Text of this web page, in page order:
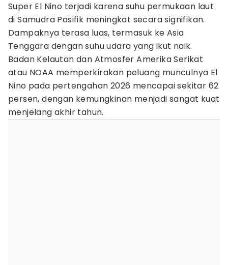
Super El Nino terjadi karena suhu permukaan laut
di Samudra Pasifik meningkat secara signifikan.
Dampaknya terasa luas, termasuk ke Asia
Tenggara dengan suhu udara yang ikut naik.
Badan Kelautan dan Atmosfer Amerika Serikat
atau NOAA memperkirakan peluang munculnya El
Nino pada pertengahan 2026 mencapai sekitar 62
persen, dengan kemungkinan menjadi sangat kuat
menjelang akhir tahun.